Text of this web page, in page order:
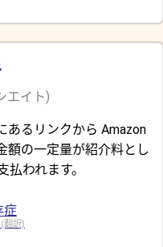
エイト)
あるリンクから Amazon
額の一定量が紹介料とし
われます。
症
翻訳)